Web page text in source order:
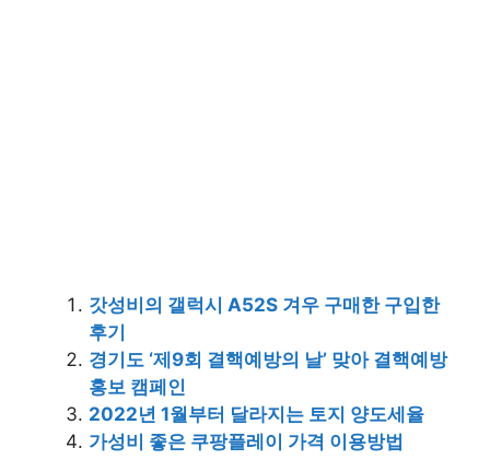
갓성비의 갤럭시 A52S 겨우 구매한 구입한
후기
경기도 ‘제9회 결핵예방의 날’ 맞아 결핵예방
홍보 캠페인
2022년 1월부터 달라지는 토지 양도세율
가성비 좋은 쿠팡플레이 가격 이용방법